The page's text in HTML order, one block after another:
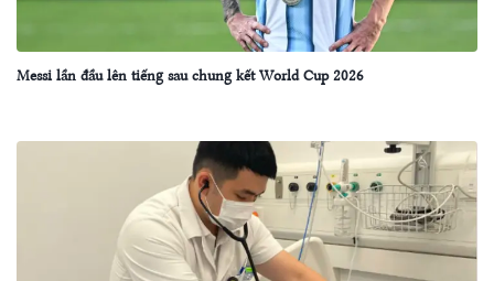
Messi lần đầu lên tiếng sau chung kết World Cup 2026